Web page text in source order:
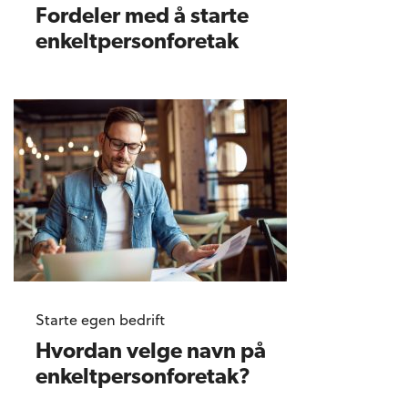
Fordeler med å starte
enkeltpersonforetak
Starte egen bedrift
Hvordan velge navn på
enkeltpersonforetak?